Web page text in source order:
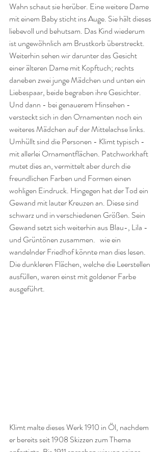
Wahn schaut sie herüber. Eine weitere Dame
mit einem Baby sticht ins Auge. Sie hält dieses
liebevoll und behutsam. Das Kind wiederum
ist ungewöhnlich am Brustkorb überstreckt.
Weiterhin sehen wir darunter das Gesicht
einer älteren Dame mit Kopftuch; rechts
daneben zwei junge Mädchen und unten ein
Liebespaar, beide begraben ihre Gesichter.
Und dann - bei genauerem Hinsehen -
versteckt sich in den Ornamenten noch ein
weiteres Mädchen auf der Mittelachse links.
Umhüllt sind die Personen - Klimt typisch -
mit allerlei Ornamentflächen. Patchworkhaft
mutet dies an, vermittelt aber durch die
freundlichen Farben und Formen einen
wohligen Eindruck. Hingegen hat der Tod ein
Gewand mit lauter Kreuzen an. Diese sind
schwarz und in verschiedenen Größen. Sein
Gewand setzt sich weiterhin aus Blau-, Lila -
und Grüntönen zusammen.   wie ein
wandelnder Friedhof könnte man dies lesen.
Die dunkleren Flächen, welche die Leerstellen
ausfüllen, waren einst mit goldener Farbe
ausgeführt.
Klimt malte dieses Werk 1910 in Öl, nachdem
er bereits seit 1908 Skizzen zum Thema